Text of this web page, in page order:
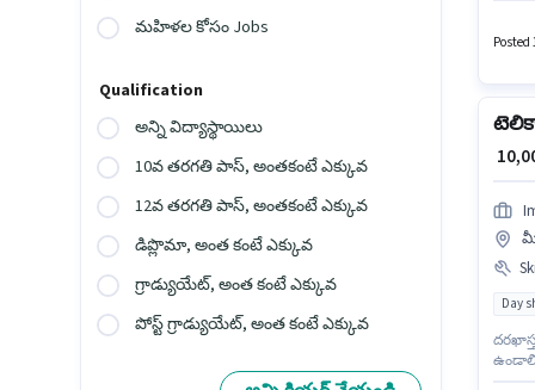
మహిళల కోసం Jobs
Qualification
అన్ని విద్యాస్థాయిలు
10వ తరగతి పాస్, అంతకంటే ఎక్కువ
12వ తరగతి పాస్, అంతకంటే ఎక్కువ
డిప్లొమా, అంత కంటే ఎక్కువ
గ్రాడ్యుయేట్, అంత కంటే ఎక్కువ
పోస్ట్ గ్రాడ్యుయేట్, అంత కంటే ఎక్కువ
Posted
₹
Day
ఉండాలి.